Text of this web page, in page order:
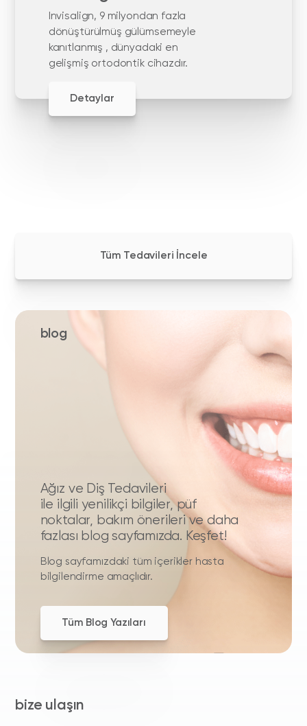
Invisalign, 9 milyondan fazla
dönüştürülmüş gülümsemeyle
kanıtlanmış , dünyadaki en
gelişmiş ortodontik cihazdır.
Detaylar
Tüm Tedavileri İncele
blog
Ağız ve Diş Tedavileri
ile ilgili yenilikçi bilgiler, püf
noktalar, bakım önerileri ve daha
fazlası blog sayfamızda. Keşfet!
Blog sayfamızdaki tüm içerikler hasta
bilgilendirme amaçlıdır.
Tüm Blog Yazıları
bize ulaşın